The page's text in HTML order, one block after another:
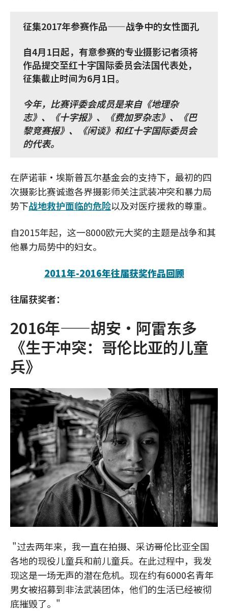
征集2017年参赛作品——战争中的女性面孔
自4月1日起，有意参赛的专业摄影记者须将
作品提交至红十字国际委员会法国代表处，
征集截止时间为6月1日。
今年，比赛评委会成员是来自《地理杂
志》、《十字报》、《费加罗杂志》、《巴
黎竞赛报》、《闲谈》和红十字国际委员会
的代表。
在萨诺菲·埃斯普瓦尔基金会的支持下，最初的四
次摄影比赛诚邀各界摄影师关注武装冲突和暴力局
势下战地救护面临的危险以及对医疗援救的尊重。
自2015年起，这一8000欧元大奖的主题是战争和其
他暴力局势中的妇女。
2011年-2016年往届获奖作品回顾
往届获奖者：
2016年——胡安·阿雷东多
《生于冲突：哥伦比亚的儿童
兵》
"过去两年来，我一直在拍摄、采访哥伦比亚全国
各地的现役儿童兵和前儿童兵。在此过程中，我发
现这是一场无声的潜在危机。现在约有6000名青年
男女被招募到非法武装团体，他们的生活已经被彻
底摧毁了。"